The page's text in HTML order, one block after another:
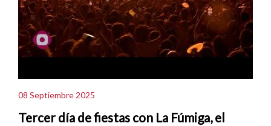
08 Septiembre 2025
Tercer día de fiestas con La Fúmiga, el